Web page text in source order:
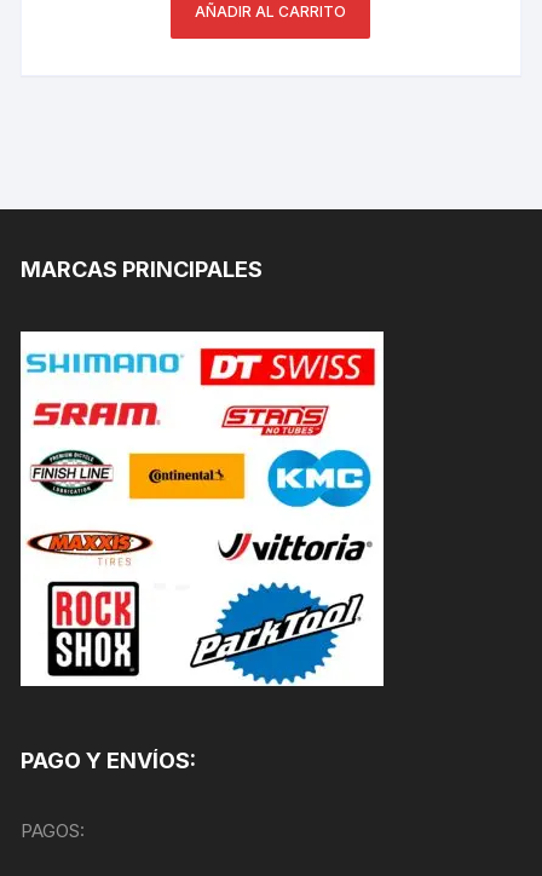
AÑADIR AL CARRITO
MARCAS PRINCIPALES
PAGO Y ENVÍOS:
PAGOS: